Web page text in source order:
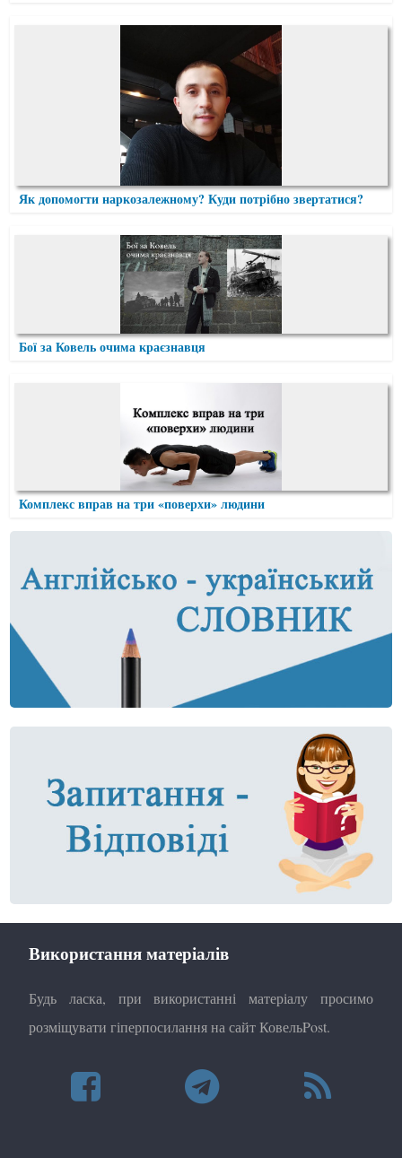
Як допомогти наркозалежному? Куди потрібно звертатися?
Бої за Ковель очима краєзнавця
Комплекс вправ на три «поверхи» людини
Використання матеріалів
Будь ласка, при використанні матеріалу просимо
розміщувати гіперпосилання на сайт КовельPost.